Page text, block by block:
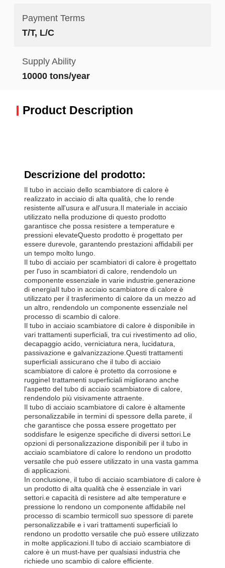
Payment Terms
T/T, L/C
Supply Ability
10000 tons/year
Product Description
Descrizione del prodotto:
Il tubo in acciaio dello scambiatore di calore è
realizzato in acciaio di alta qualità, che lo rende
resistente all'usura e all'usura.Il materiale in acciaio
utilizzato nella produzione di questo prodotto
garantisce che possa resistere a temperature e
pressioni elevateQuesto prodotto è progettato per
essere durevole, garantendo prestazioni affidabili per
un tempo molto lungo.
Il tubo di acciaio per scambiatori di calore è progettato
per l'uso in scambiatori di calore, rendendolo un
componente essenziale in varie industrie.generazione
di energiaIl tubo in acciaio scambiatore di calore è
utilizzato per il trasferimento di calore da un mezzo ad
un altro, rendendolo un componente essenziale nel
processo di scambio di calore.
Il tubo in acciaio scambiatore di calore è disponibile in
vari trattamenti superficiali, tra cui rivestimento ad olio,
decapaggio acido, verniciatura nera, lucidatura,
passivazione e galvanizzazione.Questi trattamenti
superficiali assicurano che il tubo di acciaio
scambiatore di calore è protetto da corrosione e
ruggineI trattamenti superficiali migliorano anche
l'aspetto del tubo di acciaio scambiatore di calore,
rendendolo più visivamente attraente.
Il tubo di acciaio scambiatore di calore è altamente
personalizzabile in termini di spessore della parete, il
che garantisce che possa essere progettato per
soddisfare le esigenze specifiche di diversi settori.Le
opzioni di personalizzazione disponibili per il tubo in
acciaio scambiatore di calore lo rendono un prodotto
versatile che può essere utilizzato in una vasta gamma
di applicazioni.
In conclusione, il tubo di acciaio scambiatore di calore è
un prodotto di alta qualità che è essenziale in vari
settori.e capacità di resistere ad alte temperature e
pressione lo rendono un componente affidabile nel
processo di scambio termicoIl suo spessore di parete
personalizzabile e i vari trattamenti superficiali lo
rendono un prodotto versatile che può essere utilizzato
in molte applicazioni.Il tubo di acciaio scambiatore di
calore è un must-have per qualsiasi industria che
richiede uno scambio di calore efficiente.